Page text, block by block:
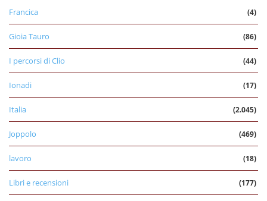
Francica (4)
Gioia Tauro (86)
I percorsi di Clio (44)
Ionadi (17)
Italia (2.045)
Joppolo (469)
lavoro (18)
Libri e recensioni (177)